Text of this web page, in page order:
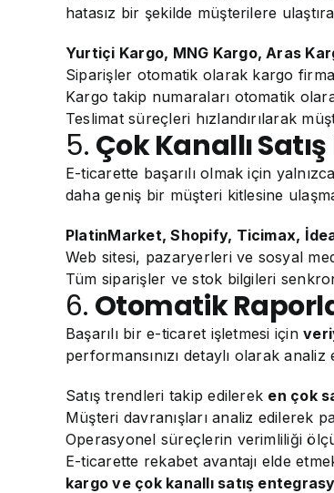
hatasız bir şekilde müşterilere
Yurtiçi Kargo, MNG Kargo, Aras
Siparişler otomatik olarak kargo
Kargo takip numaraları otomatik
Teslimat süreçleri hızlandırılarak
5. Çok Kanallı
E-ticarette başarılı olmak için
daha geniş bir müşteri kitlesine
PlatinMarket, Shopify, Ticimax,
Web sitesi, pazaryerleri ve sosyal
Tüm siparişler ve stok bilgileri
6. Otomatik
Başarılı bir e-ticaret işletmesi için
performansınızı detaylı olarak analiz
Satış trendleri takip edilerek en çok
Müşteri davranışları analiz edilerek
Operasyonel süreçlerin verimliliği
E-ticarette rekabet avantajı elde
kargo ve çok kanallı satış